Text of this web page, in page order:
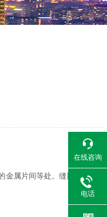
属片间等处。缝隙腐蚀产生
在线咨询
电话